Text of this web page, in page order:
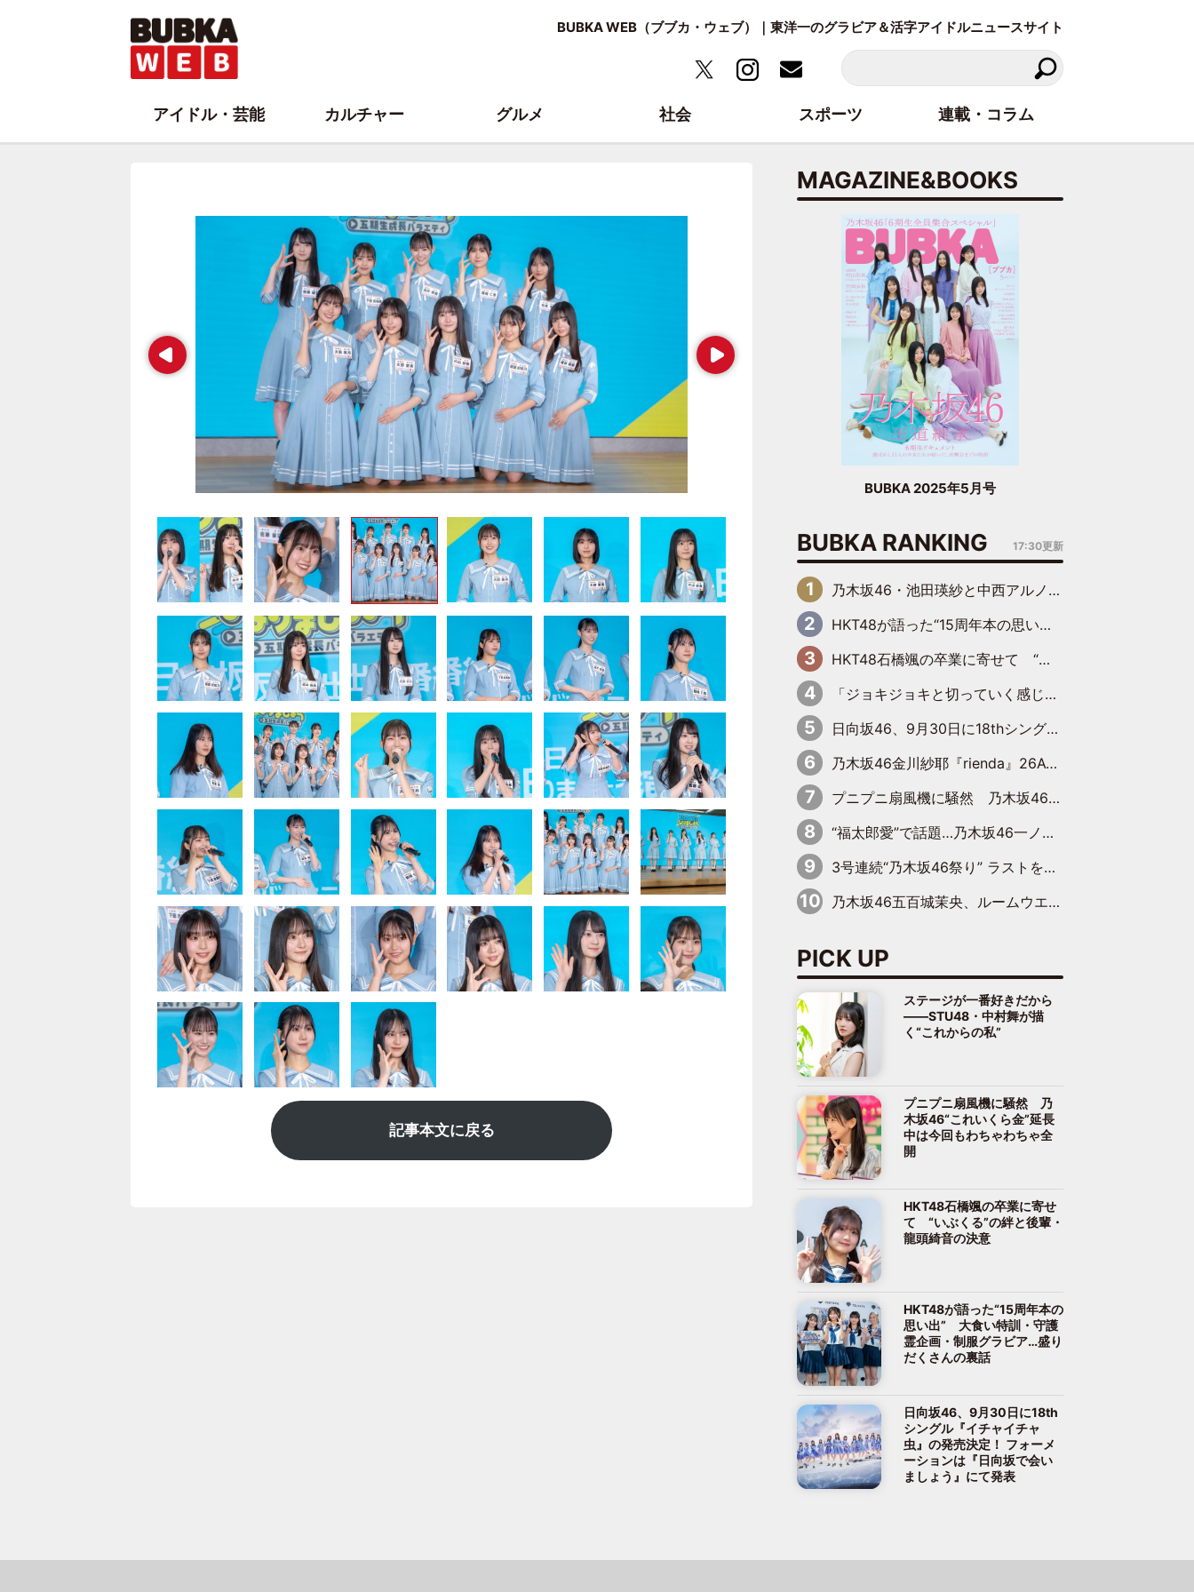
BUBKA WEB（ブブカ・ウェブ）｜東洋一のグラビア＆活字アイドルニュースサイト
Prev Next
記事本文に戻る
MAGAZINE&BOOKS
BUBKA 2025年5月号
BUBKA RANKING 17:30更新
乃木坂46・池田瑛紗と中西アルノが「真冬のかき氷」騒動で火花散らす！ 因縁の裏にあるのは、逆境をともに“凌”ぐ似た者同士の絆
HKT48が語った“15周年本の思い出” 大食い特訓・守護霊企画・制服グラビア…盛りだくさんの裏話
HKT48石橋颯の卒業に寄せて “いぶくる”の絆と後輩・龍頭綺音の決意
「ジョキジョキと切っていく感じ」STU48中村舞、新しい挑戦は自らの手で
日向坂46、9月30日に18thシングル『イチャイチャ虫』の発売決定！ フォーメーションは『日向坂で会いましょう』にて発表
乃木坂46金川紗耶『rienda』26AW LOOKモデルに就任
プニプニ扇風機に騒然 乃木坂46“これいくら金”延長中は今回もわちゃわちゃ全開
“福太郎愛”で話題…乃木坂46一ノ瀬美空、地元福岡『めんべい25周年トップサポーター』に就任
3号連続“乃木坂46祭り” ラストを飾るのは賀喜遥香…5年ぶりの登場に「5年分大人になった私を見ていただけたら」
乃木坂46五百城茉央、ルームウエアでリラックス「今回のグラビアを見て成長を感じていただけるとうれしい」
PICK UP
ステージが一番好きだから
――STU48・中村舞が描
く“これからの私”
プニプニ扇風機に騒然 乃
木坂46“これいくら金”延長
中は今回もわちゃわちゃ全
開
HKT48石橋颯の卒業に寄せ
て “いぶくる”の絆と後輩・
龍頭綺音の決意
HKT48が語った“15周年本の
思い出” 大食い特訓・守護
霊企画・制服グラビア…盛り
だくさんの裏話
日向坂46、9月30日に18th
シングル『イチャイチャ
虫』の発売決定！ フォーメ
ーションは『日向坂で会い
ましょう』にて発表
アイドル・芸能 カルチャー グルメ 社会 スポーツ 連載・コラム